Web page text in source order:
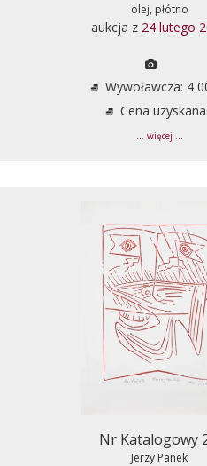
olej, płótno
aukcja z 24 lutego
Wywoławcza: 4
Cena
... więcej ...
Nr Katalogowy
Jerzy Panek